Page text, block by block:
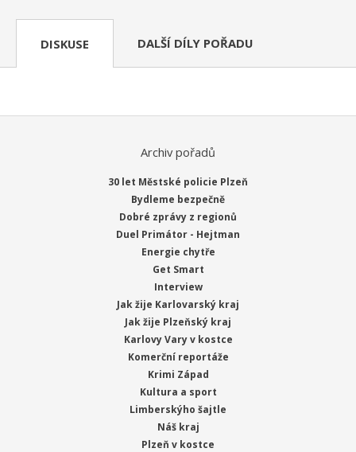
DISKUSE DALŠÍ DÍLY POŘADU
Archiv pořadů
30 let Městské policie Plzeň
Bydleme bezpečně
Dobré zprávy z regionů
Duel Primátor - Hejtman
Energie chytře
Get Smart
Interview
Jak žije Karlovarský kraj
Jak žije Plzeňský kraj
Karlovy Vary v kostce
Komerční reportáže
Krimi Západ
Kultura a sport
Limberskýho šajtle
Náš kraj
Plzeň v kostce